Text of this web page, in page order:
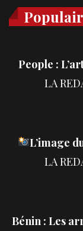
People :
L’image
Bénin : Les